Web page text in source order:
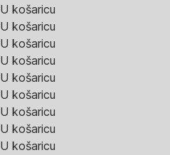
U košaricu
U košaricu
U košaricu
U košaricu
U košaricu
U košaricu
U košaricu
U košaricu
U košaricu